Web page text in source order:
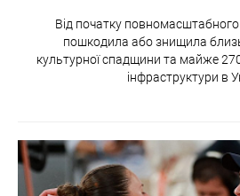
Від початку
пошкодила або знищила
культурної спадщини та майже
інфраструктури в